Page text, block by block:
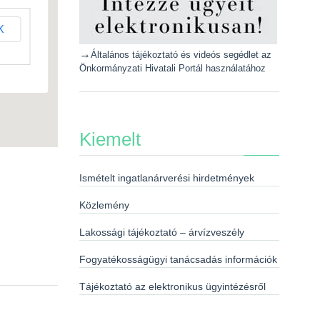
→ Általános tájékoztató és videós segédlet az
Önkormányzati Hivatali Portál használatához
Kiemelt
Ismételt ingatlanárverési hirdetmények
Közlemény
Lakossági tájékoztató – árvízveszély
Fogyatékosságügyi tanácsadás információk
Tájékoztató az elektronikus ügyintézésről